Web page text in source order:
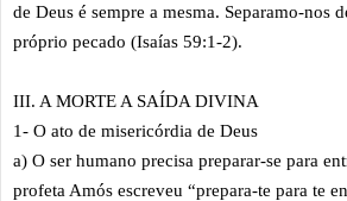
de Deus é sempre a mesma. Separamo-nos
próprio pecado (Isaías 59:1-2).
III. A MORTE A SAÍDA DIVINA
1- O ato de misericórdia de Deus
a) O ser humano precisa preparar-se para
profeta Amós escreveu “prepara-te para te